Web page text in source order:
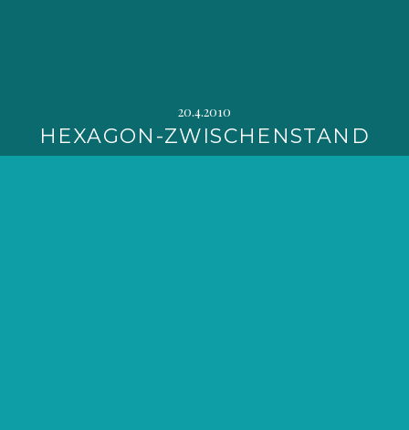
20.4.2010
HEXAGON-ZWISCHENSTAND